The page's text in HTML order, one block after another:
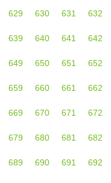
629 630 631 632
639 640 641 642
649 650 651 652
659 660 661 662
669 670 671 672
679 680 681 682
689 690 691 692